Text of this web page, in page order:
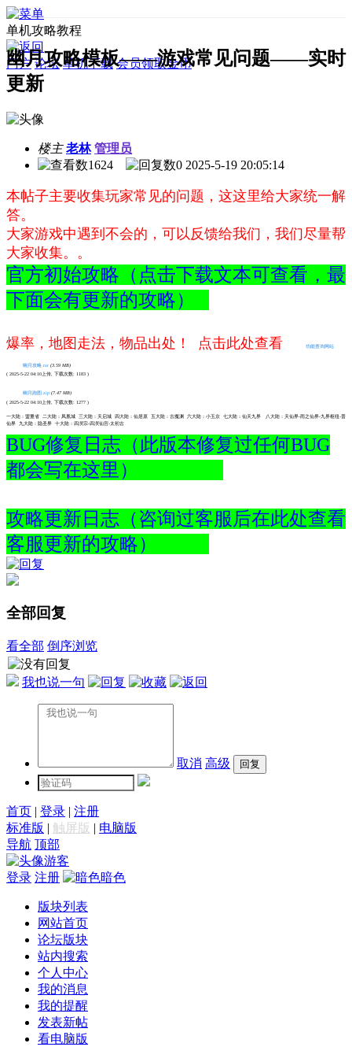
单机攻略教程
门户 论坛 单机下载 会员领取金币
幽月攻略模板——游戏常见问题——实时
更新
楼主 老林 管理员
1624
0 2025-5-19 20:05:14
本帖子主要收集玩家常见的问题，这这里给大家统一解
答。
大家游戏中遇到不会的，可以反馈给我们，我们尽量帮
大家收集。。
官方初始攻略（点击下载文本可查看，最
下面会有更新的攻略）
爆率，地图走法，物品出处！ 点击此处查看 功能查询网站
幽月攻略.rar (3.59 MB)
( 2025-5-22 04:10上传, 下载次数: 1183 )
幽月跑图.zip (7.47 MB)
( 2025-5-22 04:10上传, 下载次数: 1277 )
一大陆：盟重省 二大陆：凤凰城 三大陆：天启城 四大陆：仙居原 五大陆：古魔渊 六大陆：小玉京 七大陆：仙天九界 八大陆：天仙界-雨之仙界-九界枢纽-普
仙界 九大陆：隐圣界 十大陆：四凕宗-四凕仙宫-太初古
BUG修复日志（此版本修复过任何BUG
都会写在这里）
攻略更新日志（咨询过客服后在此处查看
客服更新的攻略）
全部回复
看全部 倒序浏览
我也说一句
取消 高级
首页 | 登录 | 注册
标准版 | 触屏版 | 电脑版
导航 顶部
游客
登录 注册 暗色
版块列表
网站首页
论坛版块
站内搜索
个人中心
我的消息
我的提醒
发表新帖
看电脑版